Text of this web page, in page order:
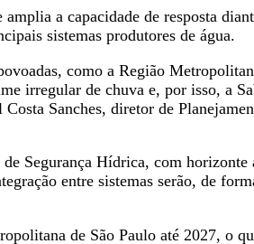
a capacidade de resposta
sistemas produtores de água.
como a Região
irregular de chuva e, por isso, a
Sanches, diretor de
Segurança Hídrica, com
entre sistemas serão, de
de São Paulo até 2027, o